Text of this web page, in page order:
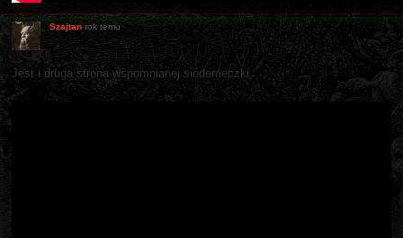
Szajtan rok temu
Jest i druga strona wspomnianej siódemeczki.